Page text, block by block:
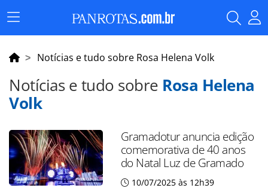
Menu
Principal
Notícias e tudo sobre Rosa Helena Volk
Notícias e tudo sobre Rosa Helena
Volk
Gramadotur anuncia edição
comemorativa de 40 anos
do Natal Luz de Gramado
10/07/2025 às 12h39